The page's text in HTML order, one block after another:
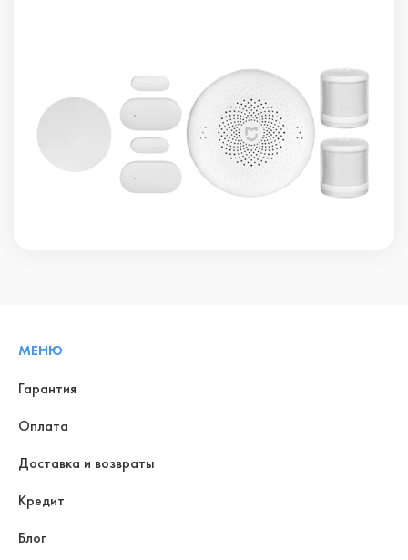
МЕНЮ
Гарантия
Оплата
Доставка и возвраты
Кредит
Блог